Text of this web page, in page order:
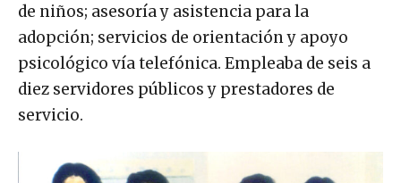
de niños; asesoría y asistencia para la
adopción; servicios de orientación y apoyo
psicológico vía telefónica. Empleaba de seis a
diez servidores públicos y prestadores de
servicio.